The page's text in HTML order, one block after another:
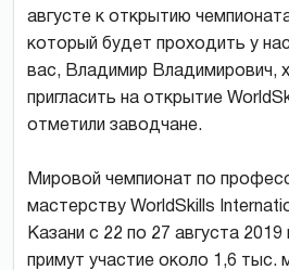
августе к открытию
который будет проходить у
вас, Владимир Владимирович,
пригласить на открытие
отметили заводчане.
Мировой чемпионат по
мастерству WorldSkills
Казани с 22 по 27 августа
примут участие около 1,6 тыс.